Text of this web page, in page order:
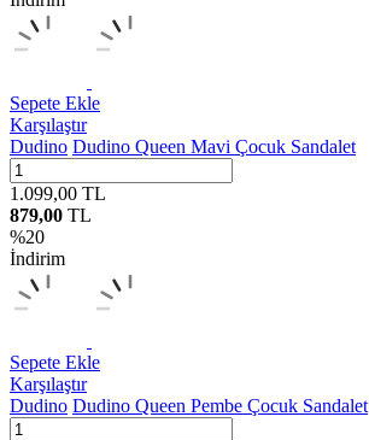
Sepete Ekle
Karşılaştır
Dudino Dudino Queen Mavi Çocuk Sandalet
1.099,00 TL
879,00 TL
%20
İndirim
Sepete Ekle
Karşılaştır
Dudino Dudino Queen Pembe Çocuk Sandalet